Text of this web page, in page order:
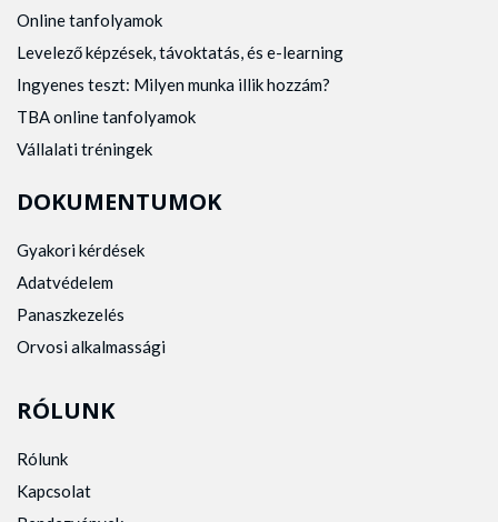
Online tanfolyamok
Levelező képzések, távoktatás, és e-learning
Ingyenes teszt: Milyen munka illik hozzám?
TBA online tanfolyamok
Vállalati tréningek
DOKUMENTUMOK
Gyakori kérdések
Adatvédelem
Panaszkezelés
Orvosi alkalmassági
RÓLUNK
Rólunk
Kapcsolat